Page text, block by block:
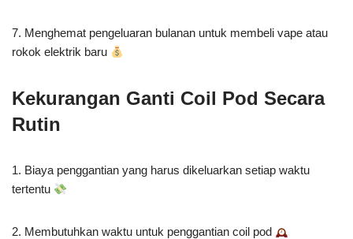
7. Menghemat pengeluaran bulanan untuk membeli vape atau
rokok elektrik baru
Kekurangan Ganti Coil Pod Secara
Rutin
1. Biaya penggantian yang harus dikeluarkan setiap waktu
tertentu
2. Membutuhkan waktu untuk penggantian coil pod